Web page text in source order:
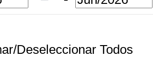
Deseleccionar Todos